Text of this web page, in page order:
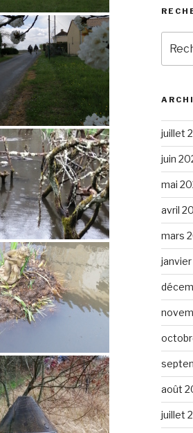
pour
:
juillet
juin
mai
avril
mars
août
juillet